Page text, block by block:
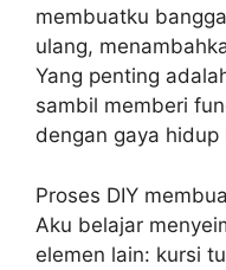
membuatku
ulang,
Yang penting
sambil memberi
dengan gaya hidup
Proses DIY
Aku belajar
elemen lain: kursi